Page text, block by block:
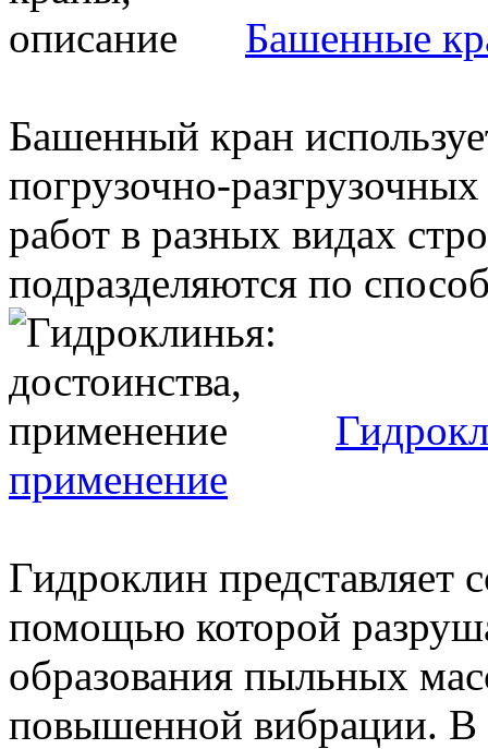
Башенные
Башенный кран
погрузочно-
работ в разных видах
подразделяются по
применение
Гидроклин представляет
помощью которой
образования пыльных
повышенной вибрации. В